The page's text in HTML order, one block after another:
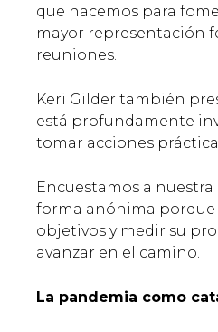
que hacemos para
mayor representación
reuniones.
Keri Gilder también
está profundamente
tomar acciones
Encuestamos a
forma anónima porque
objetivos y medir su
avanzar en el camino.
La pandemia como